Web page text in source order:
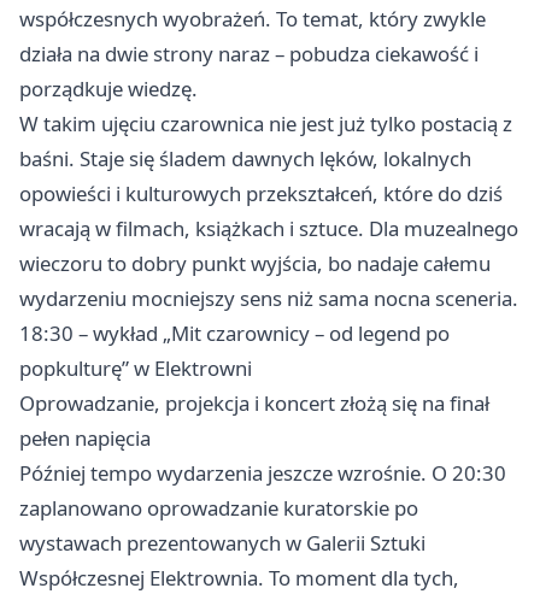
współczesnych wyobrażeń. To temat, który zwykle
działa na dwie strony naraz – pobudza ciekawość i
porządkuje wiedzę.
W takim ujęciu czarownica nie jest już tylko postacią z
baśni. Staje się śladem dawnych lęków, lokalnych
opowieści i kulturowych przekształceń, które do dziś
wracają w filmach, książkach i sztuce. Dla muzealnego
wieczoru to dobry punkt wyjścia, bo nadaje całemu
wydarzeniu mocniejszy sens niż sama nocna sceneria.
18:30 – wykład „Mit czarownicy – od legend po
popkulturę” w Elektrowni
Oprowadzanie, projekcja i koncert złożą się na finał
pełen napięcia
Później tempo wydarzenia jeszcze wzrośnie. O 20:30
zaplanowano oprowadzanie kuratorskie po
wystawach prezentowanych w Galerii Sztuki
Współczesnej Elektrownia. To moment dla tych,